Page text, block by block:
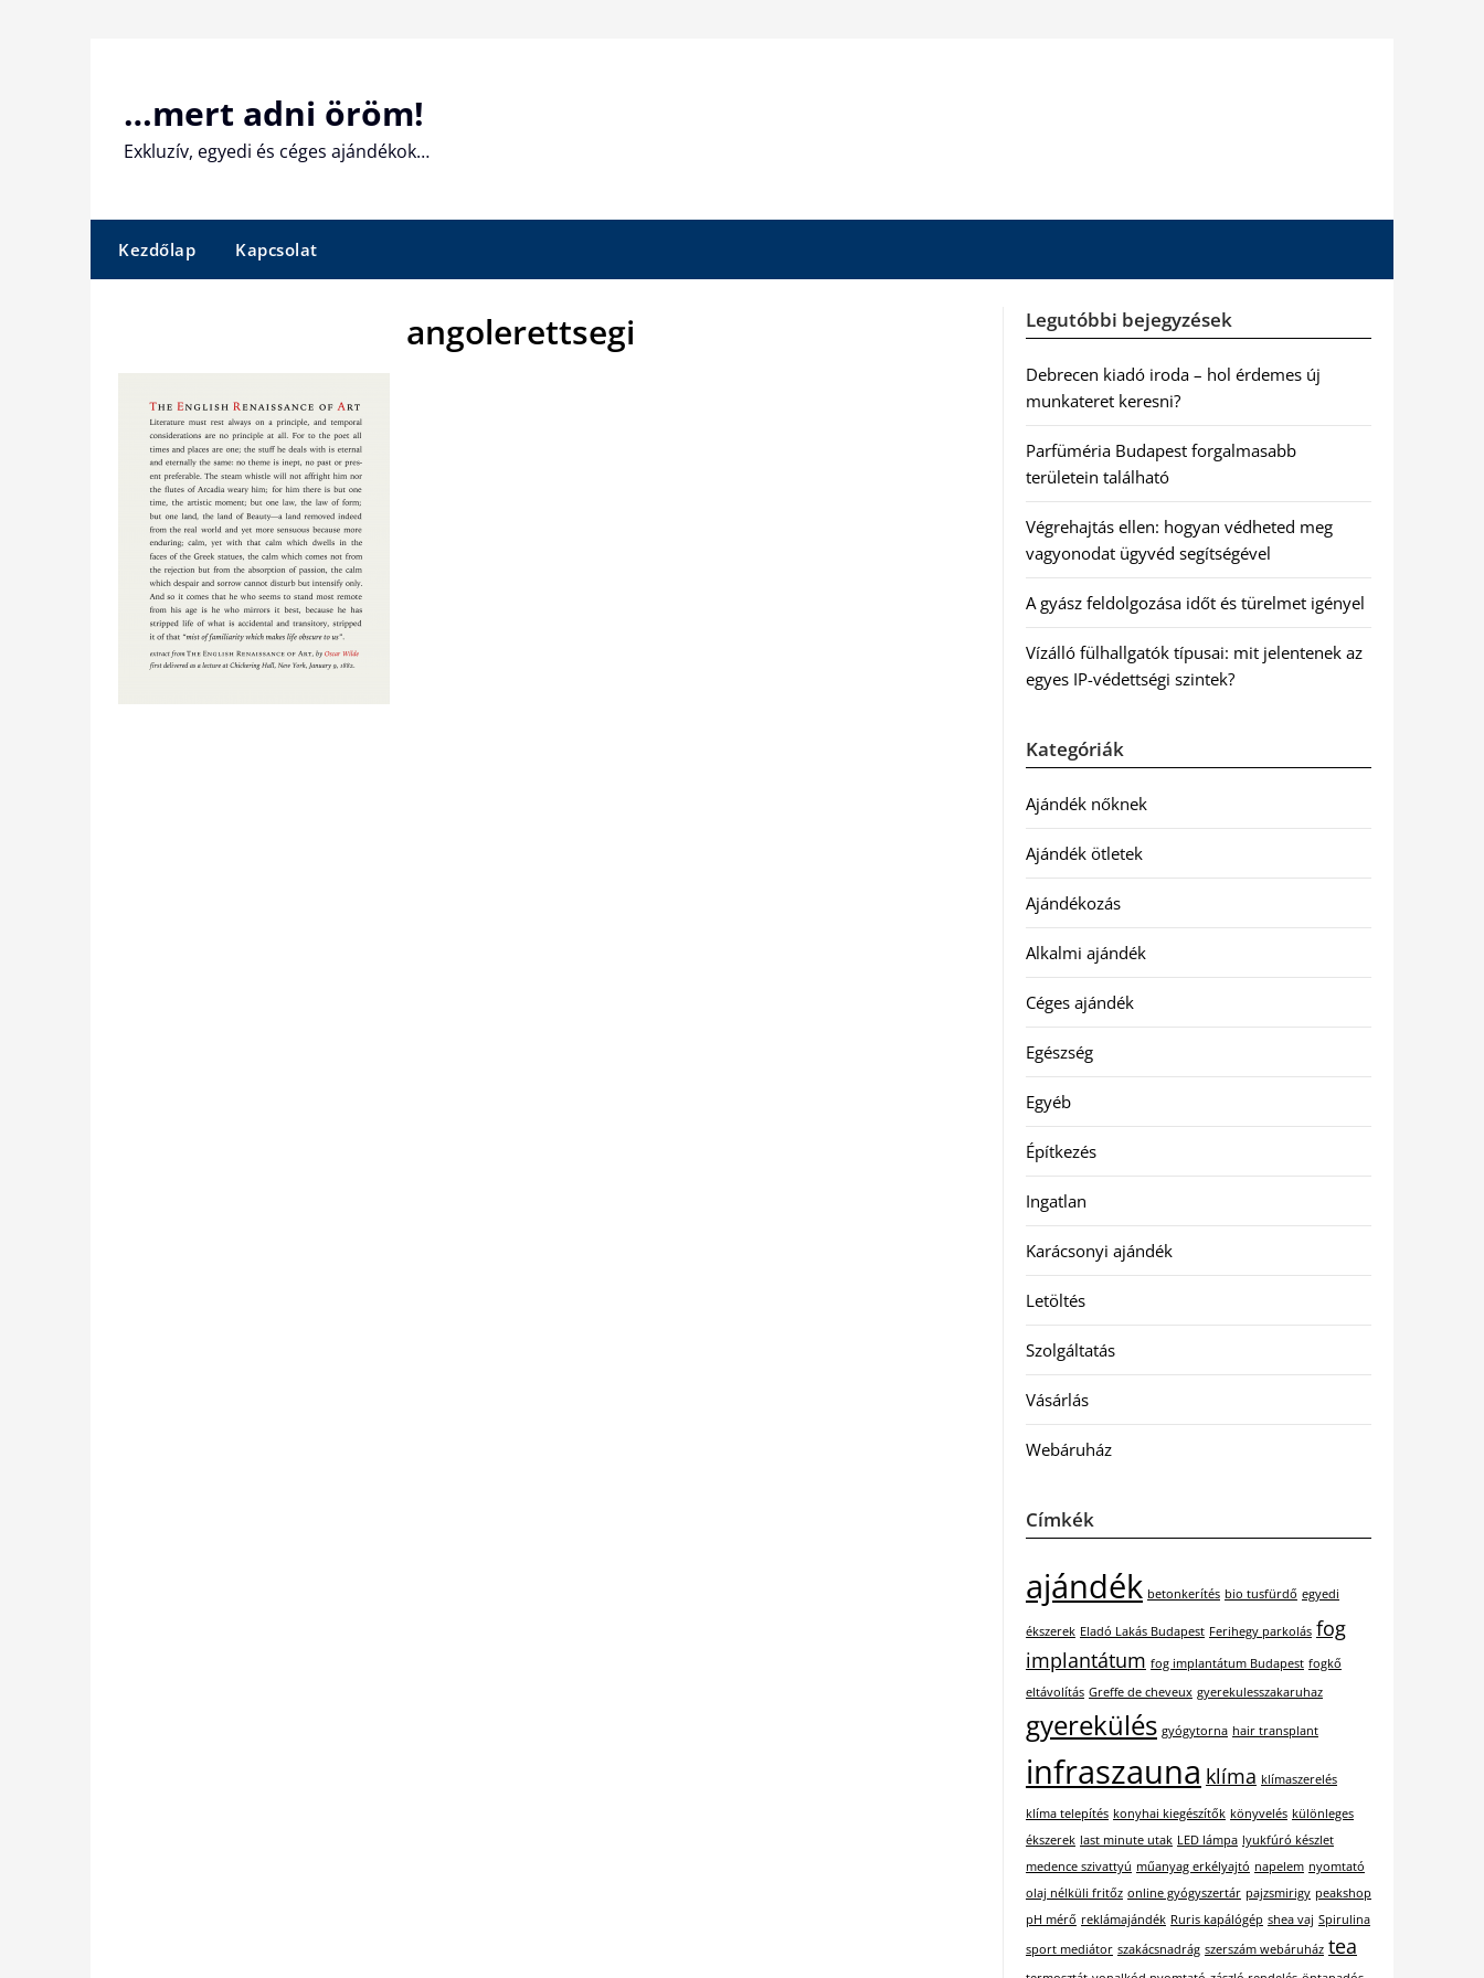
…mert adni öröm!
Exkluzív, egyedi és céges ajándékok…
Kezdőlap Kapcsolat
angolerettsegi Legutóbbi bejegyzések
Debrecen kiadó iroda – hol érdemes új
munkateret keresni?
Parfüméria Budapest forgalmasabb
területein található
Végrehajtás ellen: hogyan védheted meg
vagyonodat ügyvéd segítségével
A gyász feldolgozása időt és türelmet igényel
Vízálló fülhallgatók típusai: mit jelentenek az
egyes IP-védettségi szintek?
Kategóriák
Ajándék nőknek
Ajándék ötletek
Ajándékozás
Alkalmi ajándék
Céges ajándék
Egészség
Egyéb
Építkezés
Ingatlan
Karácsonyi ajándék
Letöltés
Szolgáltatás
Vásárlás
Webáruház
Címkék
ajándék betonkerítés bio tusfürdő egyedi
ékszerek Eladó Lakás Budapest Ferihegy parkolás fog
implantátum fog implantátum Budapest fogkő
eltávolítás Greffe de cheveux gyerekulesszakaruhaz
gyerekülés gyógytorna hair transplant
infraszauna klíma klímaszerelés
klíma telepítés konyhai kiegészítők könyvelés különleges
ékszerek last minute utak LED lámpa lyukfúró készlet
medence szivattyú műanyag erkélyajtó napelem nyomtató
olaj nélküli fritőz online gyógyszertár pajzsmirigy peakshop
pH mérő reklámajándék Ruris kapálógép shea vaj Spirulina
sport mediátor szakácsnadrág szerszám webáruház tea